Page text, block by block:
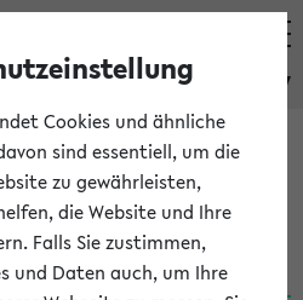
eKVV
Studies / B.A.
16/17)
Cookies und ähnliche
sind essentiell, um die
zu gewährleisten,
die Website und Ihre
Falls Sie zustimmen,
und Daten auch, um Ihre